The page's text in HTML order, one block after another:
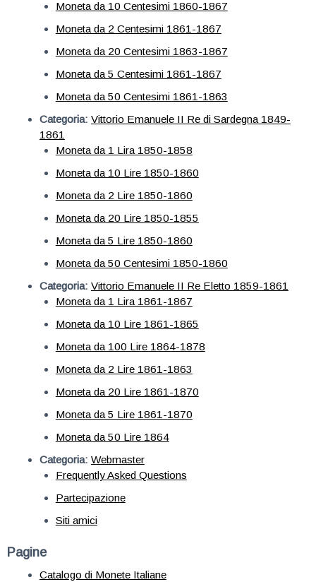
Moneta da 10 Centesimi 1860-1867
Moneta da 2 Centesimi 1861-1867
Moneta da 20 Centesimi 1863-1867
Moneta da 5 Centesimi 1861-1867
Moneta da 50 Centesimi 1861-1863
Categoria: Vittorio Emanuele II Re di Sardegna 1849-
1861
Moneta da 1 Lira 1850-1858
Moneta da 10 Lire 1850-1860
Moneta da 2 Lire 1850-1860
Moneta da 20 Lire 1850-1855
Moneta da 5 Lire 1850-1860
Moneta da 50 Centesimi 1850-1860
Categoria: Vittorio Emanuele II Re Eletto 1859-1861
Moneta da 1 Lira 1861-1867
Moneta da 10 Lire 1861-1865
Moneta da 100 Lire 1864-1878
Moneta da 2 Lire 1861-1863
Moneta da 20 Lire 1861-1870
Moneta da 5 Lire 1861-1870
Moneta da 50 Lire 1864
Categoria: Webmaster
Frequently Asked Questions
Partecipazione
Siti amici
Pagine
Catalogo di Monete Italiane